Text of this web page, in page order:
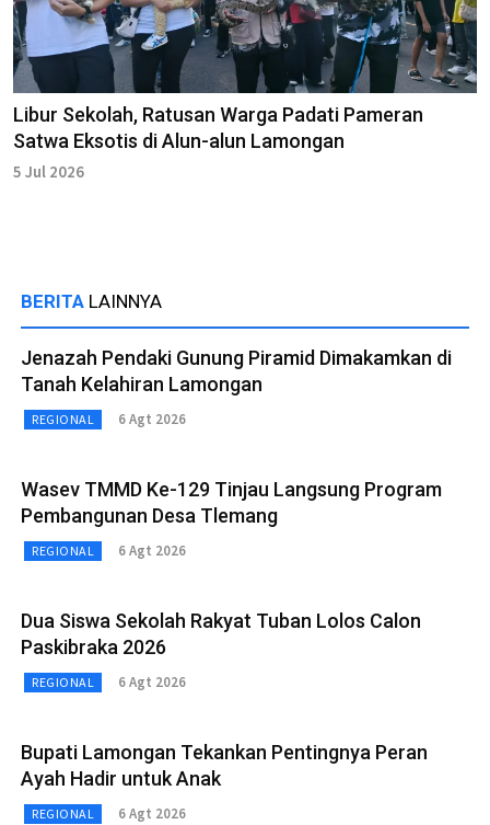
Libur Sekolah, Ratusan Warga Padati Pameran
Satwa Eksotis di Alun-alun Lamongan
5 Jul 2026
BERITA LAINNYA
Jenazah Pendaki Gunung Piramid Dimakamkan di
Tanah Kelahiran Lamongan
REGIONAL 6 Agt 2026
Wasev TMMD Ke-129 Tinjau Langsung Program
Pembangunan Desa Tlemang
REGIONAL 6 Agt 2026
Dua Siswa Sekolah Rakyat Tuban Lolos Calon
Paskibraka 2026
REGIONAL 6 Agt 2026
Bupati Lamongan Tekankan Pentingnya Peran
Ayah Hadir untuk Anak
REGIONAL 6 Agt 2026